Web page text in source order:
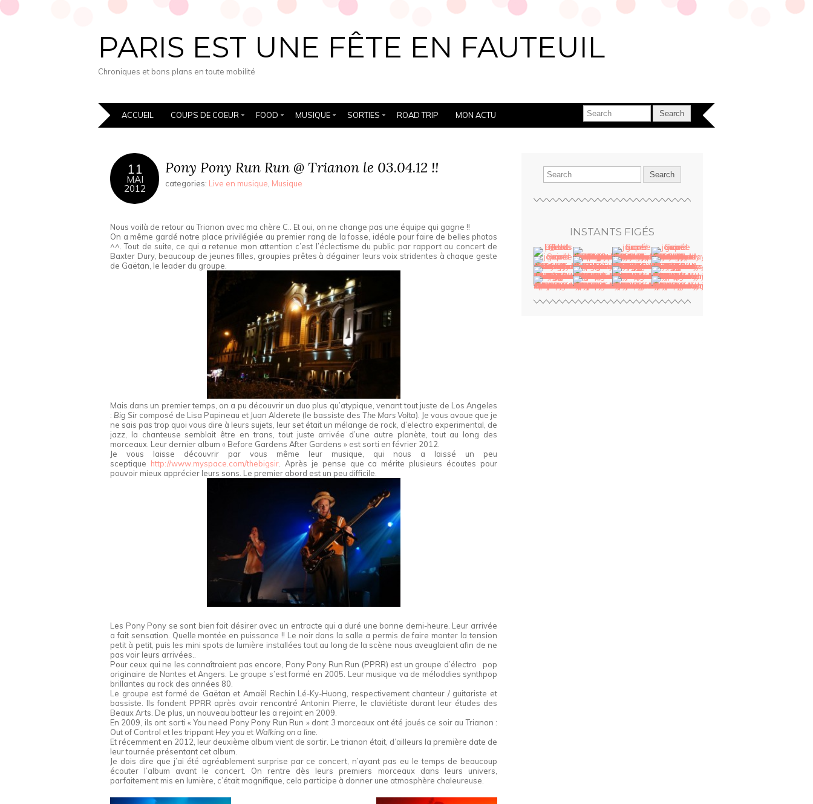
PARIS EST UNE FÊTE EN FAUTEUIL
Chroniques et bons plans en toute mobilité
ACCUEIL COUPS DE COEUR FOOD MUSIQUE SORTIES ROAD TRIP MON ACTU
11
MAI
2012
Pony Pony Run Run @ Trianon le 03.04.12 !!
categories: Live en musique Musique
Nous voilà de retour au Trianon avec ma chère C.. Et oui, on ne change pas une équipe qui gagne !!
On a même gardé notre place privilégiée au premier rang de la fosse, idéale pour faire de belles photos
^^. Tout de suite, ce qui a retenue mon attention c’est l’éclectisme du public par rapport au concert de
Baxter Dury, beaucoup de jeunes filles, groupies prêtes à dégainer leurs voix stridentes à chaque geste
de Gaëtan, le leader du groupe.
Mais dans un premier temps, on a pu découvrir un duo plus qu’atypique, venant tout juste de Los Angeles
: Big Sir composé de Lisa Papineau et Juan Alderete (le bassiste des The Mars Volta). Je vous avoue que je
ne sais pas trop quoi vous dire à leurs sujets, leur set était un mélange de rock, d’electro experimental, de
jazz, la chanteuse semblait être en trans, tout juste arrivée d’une autre planète, tout au long des
morceaux. Leur dernier album « Before Gardens After Gardens » est sorti en février 2012.
Je vous laisse découvrir par vous même leur musique, qui nous a laissé un peu
sceptique http://www.myspace.com/thebigsir. Après je pense que ca mérite plusieurs écoutes pour
pouvoir mieux apprécier leurs sons. Le premier abord est un peu difficile.
Les Pony Pony se sont bien fait désirer avec un entracte qui a duré une bonne demi-heure. Leur arrivée
a fait sensation. Quelle montée en puissance !! Le noir dans la salle a permis de faire monter la tension
petit à petit, puis les mini spots de lumière installées tout au long de la scène nous aveuglaient afin de ne
pas voir leurs arrivées..
Pour ceux qui ne les connaîtraient pas encore, Pony Pony Run Run (PPRR) est un groupe d’électro pop
originaire de Nantes et Angers. Le groupe s’est formé en 2005. Leur musique va de méloddies synthpop
brillantes au rock des années 80.
Le groupe est formé de Gaëtan et Amaël Rechin Lé-Ky-Huong, respectivement chanteur / guitariste et
bassiste. Ils fondent PPRR après avoir rencontré Antonin Pierre, le claviétiste durant leur études des
Beaux Arts. De plus, un nouveau batteur les a rejoint en 2009.
En 2009, ils ont sorti « You need Pony Pony Run Run » dont 3 morceaux ont été joués ce soir au Trianon :
Out of Control et les trippant Hey you et Walking on a line
Et récemment en 2012, leur deuxième album vient de sortir. Le trianon était, d’ailleurs la première date de
leur tournée présentant cet album.
Je dois dire que j’ai été agréablement surprise par ce concert, n’ayant pas eu le temps de beaucoup
écouter l’album avant le concert. On rentre dès leurs premiers morceaux dans leurs univers,
parfaitement mis en lumière, c’était magnifique, cela participe à donner une atmosphère chaleureuse.
INSTANTS FIGÉS